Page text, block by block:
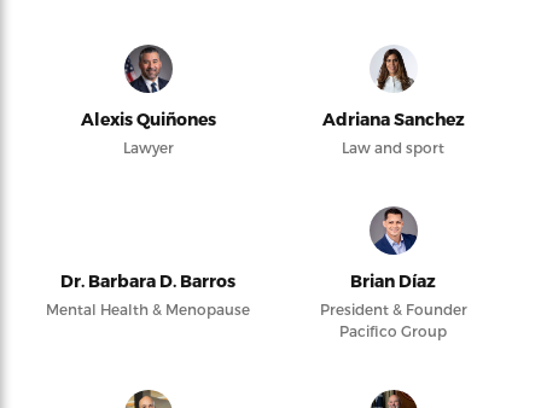
Alexis Quiñones
Lawyer
Adriana Sanchez
Law and sport
Dr. Barbara D. Barros
Mental Health & Menopause
Brian Díaz
President & Founder
Pacifico Group